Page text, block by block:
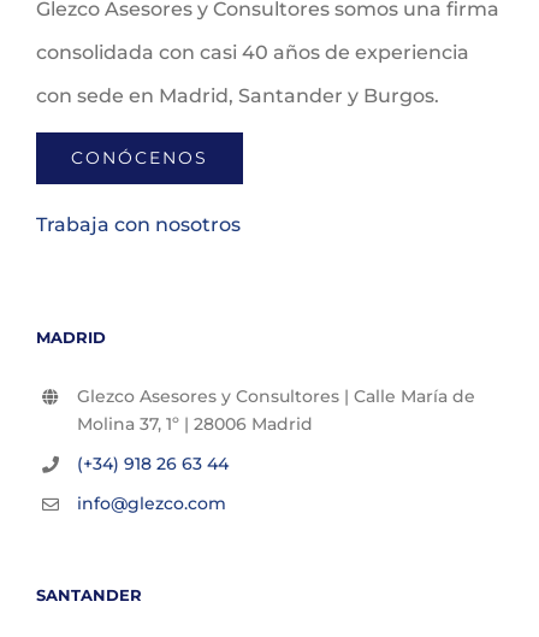
Glezco Asesores y Consultores somos una firma
consolidada con casi 40 años de experiencia
con sede en Madrid, Santander y Burgos.
CONÓCENOS
Trabaja con nosotros
MADRID
Glezco Asesores y Consultores | Calle María de
Molina 37, 1º | 28006 Madrid
(+34) 918 26 63 44
info@glezco.com
SANTANDER